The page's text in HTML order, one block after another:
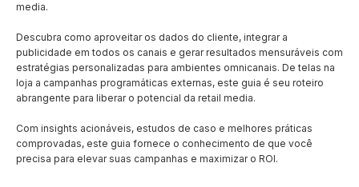
media.
Descubra como aproveitar os dados do cliente, integrar a
publicidade em todos os canais e gerar resultados mensuráveis com
estratégias personalizadas para ambientes omnicanais. De telas na
loja a campanhas programáticas externas, este guia é seu roteiro
abrangente para liberar o potencial da retail media.
Com insights acionáveis, estudos de caso e melhores práticas
comprovadas, este guia fornece o conhecimento de que você
precisa para elevar suas campanhas e maximizar o ROI.